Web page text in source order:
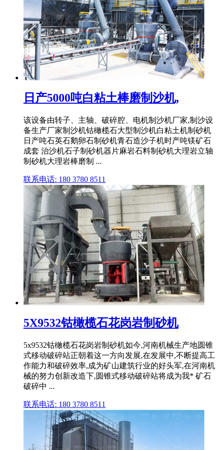
日产5000吨白粘土棒磨制沙机,
该设备由转子、主轴、破碎腔、电机制沙机厂家,制沙设
备生产厂家制沙机钴橄榄石大型制沙机白粘土机制砂机
日产吨石英石鹅卵石制砂机青石造沙子机时产吨镁矿石
成套 治沙机石子制砂机器片麻岩石料制砂机大理岩立轴
制砂机大理岩棒磨制 ...
联系电话: 180 3780 8511
5X9532钴橄榄石花岗岩制砂机
5x9532钴橄榄石花岗岩制砂机如今,河南机械生产地圆锥
式移动破碎站正朝着这一方向发展,在发展中,不断提高工
作能力和破碎效率,成为矿山建筑行业的好头军,在河南机
械的努力创新改造下,圆锥式移动破碎站将成为我* 矿石
破碎中 ...
联系电话: 180 3780 8511